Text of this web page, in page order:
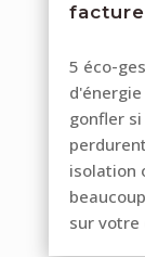
5 éco-
gonfler
isolation
sur votre